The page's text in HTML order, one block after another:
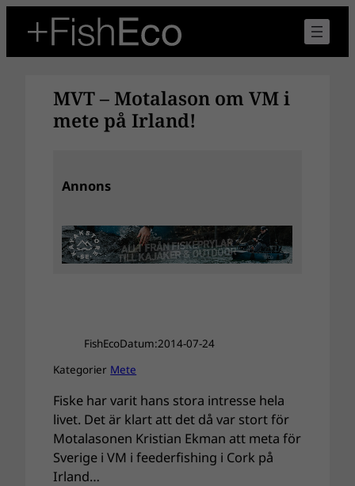
innehåll
MVT – Motalason om VM i
mete på Irland!
Annons
FishEcoDatum:2014-07-24
Kategorier Mete
Fiske har varit hans stora intresse hela
livet. Det är klart att det då var stort för
Motalasonen Kristian Ekman att meta för
Sverige i VM i feederfishing i Cork på
Irland…